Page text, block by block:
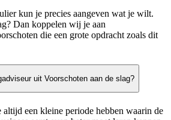
kun je precies aangeven wat je wilt.
Dan koppelen wij je aan
die een grote opdracht zoals dit
uit Voorschoten aan de slag?
altijd een kleine periode hebben waarin de